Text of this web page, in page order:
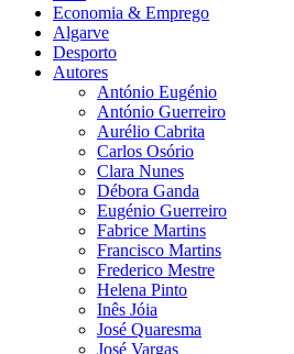
Economia & Emprego
Algarve
Desporto
Autores
António Eugénio
António Guerreiro
Aurélio Cabrita
Carlos Osório
Clara Nunes
Débora Ganda
Eugénio Guerreiro
Fabrice Martins
Francisco Martins
Frederico Mestre
Helena Pinto
Inês Jóia
José Quaresma
José Vargas